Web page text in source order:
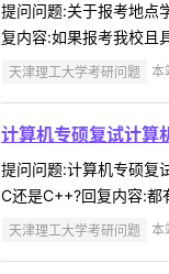
提问问题:关于报考地点
复内容:如果报考我校且
天津理工大学考研问题 本
计算机专硕复试计算
提问问题:计算机专硕复
C还是C++?回复内容:都
天津理工大学考研问题 本